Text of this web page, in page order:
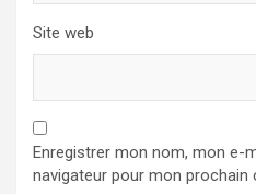
Site web
Enregistrer mon nom, mon e-
navigateur pour mon prochain